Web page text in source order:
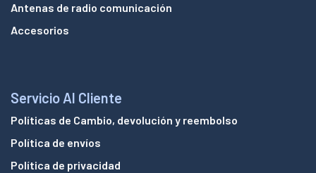
Antenas de radio comunicación
Accesorios
Servicio Al Cliente
Políticas de Cambio, devolución y reembolso
Política de envíos
Política de privacidad